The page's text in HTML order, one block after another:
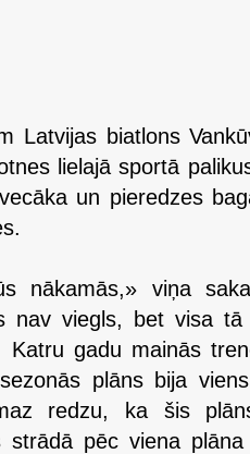
Latvijas biatlons
lielajā sportā
un pieredzes
nākamās,» viņa
nav viegls, bet visa
Katru gadu mainās
plāns bija
redzu, ka šis
strādā pēc viena